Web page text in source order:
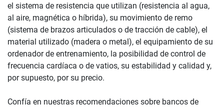
el sistema de resistencia que utilizan (resistencia al agua,
al aire, magnética o híbrida), su movimiento de remo
(sistema de brazos articulados o de tracción de cable), el
material utilizado (madera o metal), el equipamiento de su
ordenador de entrenamiento, la posibilidad de control de
frecuencia cardíaca o de vatios, su estabilidad y calidad y,
por supuesto, por su precio.
Confía en nuestras recomendaciones sobre bancos de